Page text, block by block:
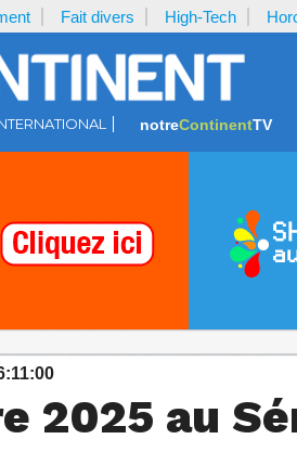
Fait divers High-Tech
notreContinentTV
2025 au